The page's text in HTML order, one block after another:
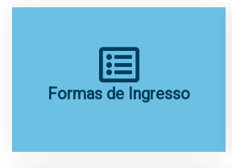
Formas de Ingresso